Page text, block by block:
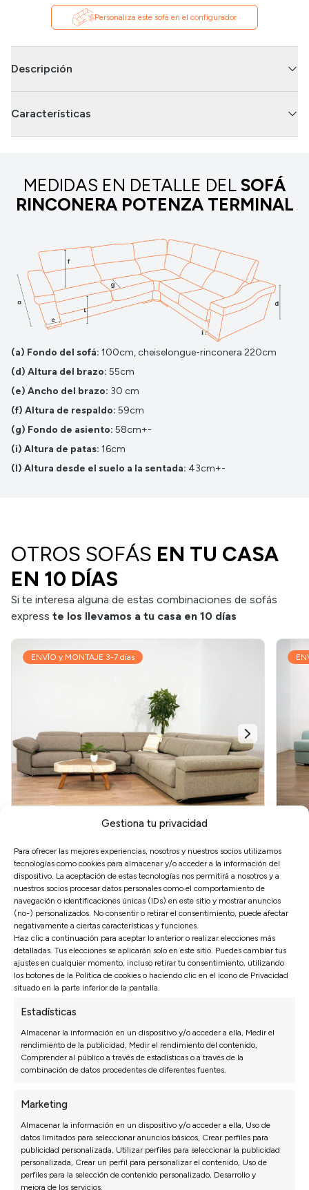
Gestiona tu privacidad
Para ofrecer las mejores experiencias, nosotros y nuestros socios utilizamos
tecnologías como cookies para almacenar y/o acceder a la información del
dispositivo. La aceptación de estas tecnologías nos permitirá a nosotros y a
nuestros socios procesar datos personales como el comportamiento de
navegación o identificaciones únicas (IDs) en este sitio y mostrar anuncios
(no-) personalizados. No consentir o retirar el consentimiento, puede afectar
negativamente a ciertas características y funciones.
Haz clic a continuación para aceptar lo anterior o realizar elecciones más
detalladas. Tus elecciones se aplicarán solo en este sitio. Puedes cambiar tus
ajustes en cualquier momento, incluso retirar tu consentimiento, utilizando
los botones de la Política de cookies o haciendo clic en el icono de Privacidad
situado en la parte inferior de la pantalla.
Estadísticas
Almacenar la información en un dispositivo y/o acceder a ella, Medir el
rendimiento de la publicidad, Medir el rendimiento del contenido,
Comprender al público a través de estadísticas o a través de la
combinación de datos procedentes de diferentes fuentes.
Marketing
Almacenar la información en un dispositivo y/o acceder a ella, Uso de
datos limitados para seleccionar anuncios básicos, Crear perfiles para
publicidad personalizada, Utilizar perfiles para seleccionar la publicidad
personalizada, Crear un perfil para personalizar el contenido, Uso de
perfiles para la selección de contenido personalizado, Desarrollo y
mejora de los servicios.
Personaliza este sofá en el configurador
Descripción
Características
MEDIDAS EN DETALLE DEL SOFÁ
RINCONERA POTENZA TERMINAL
(a) Fondo del sofá: 100cm, cheiselongue-rinconera 220cm
(d) Altura del brazo: 55cm
(e) Ancho del brazo: 30 cm
(f) Altura de respaldo: 59cm
(g) Fondo de asiento: 58cm+-
(i) Altura de patas: 16cm
(l) Altura desde el suelo a la sentada: 43cm+-
OTROS SOFÁS EN TU CASA
EN 10 DÍAS
Si te interesa alguna de estas combinaciones de sofás
express te los llevamos a tu casa en 10 días
ENVÍO y MONTAJE 3-7 días
ENVÍO EXPRESS
Diseño Moderno
35KG HR + Visco
Asientos Extraíbles
Medida: Ancho ±320 cm (asiento 90 cm)
4.460€
3.122€
Configura tuSofá
Rinconera Potenza
Terminal a medida
Configura este sofá como prefieras a través de
nuestro configurador para tener tu sofá a medida en
un poco más de tiempo